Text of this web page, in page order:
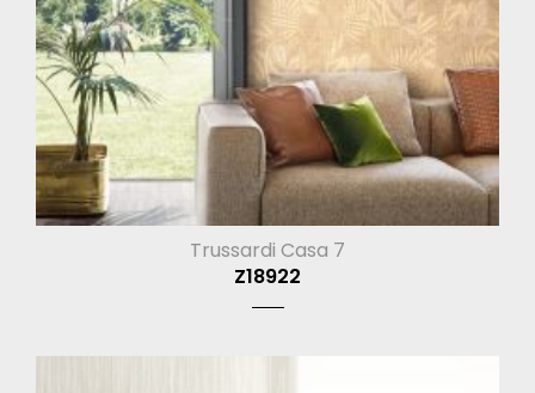
Trussardi Casa 7
Z18922